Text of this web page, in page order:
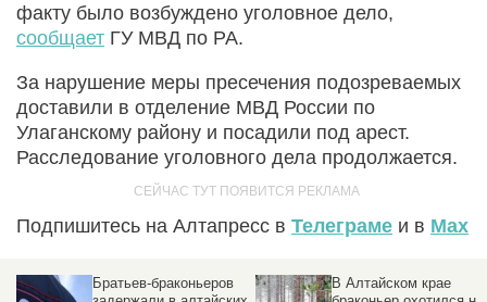
факту было возбуждено уголовное дело,
сообщает ГУ МВД по РА.
За нарушение меры пресечения подозреваемых
доставили в отделение МВД России по
Улаганскому району и посадили под арест.
Расследование уголовного дела продолжается.
Подпишитесь на Алтапресс в Телеграме и в Max
Братьев-браконьеров
В Алтайском крае